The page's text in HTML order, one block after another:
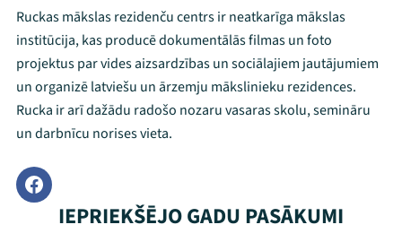
Ruckas mākslas rezidenču centrs ir neatkarīga mākslas
institūcija, kas producē dokumentālās filmas un foto
projektus par vides aizsardzības un sociālajiem jautājumiem
un organizē latviešu un ārzemju mākslinieku rezidences.
Rucka ir arī dažādu radošo nozaru vasaras skolu, semināru
un darbnīcu norises vieta.
IEPRIEKŠĒJO GADU PASĀKUMI